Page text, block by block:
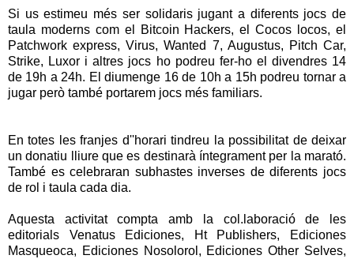
Si us estimeu més ser solidaris jugant a diferents jocs de
taula moderns com el Bitcoin Hackers, el Cocos locos, el
Patchwork express, Virus, Wanted 7, Augustus, Pitch Car,
Strike, Luxor i altres jocs ho podreu fer-ho el divendres 14
de 19h a 24h. El diumenge 16 de 10h a 15h podreu tornar a
jugar però també portarem jocs més familiars.
En totes les franjes d''horari tindreu la possibilitat de deixar
un donatiu lliure que es destinarà íntegrament per la marató.
També es celebraran subhastes inverses de diferents jocs
de rol i taula cada dia.
Aquesta activitat compta amb la col.laboració de les
editorials Venatus Ediciones, Ht Publishers, Ediciones
Masqueoca, Ediciones Nosolorol, Ediciones Other Selves,